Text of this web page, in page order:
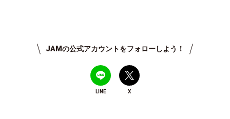
JAMの公式アカウントをフォローしよう！
LINE X